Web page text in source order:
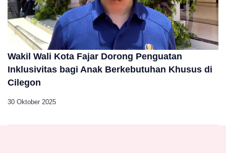
Wakil Wali Kota Fajar Dorong Penguatan
Inklusivitas bagi Anak Berkebutuhan Khusus di
Cilegon
30 Oktober 2025